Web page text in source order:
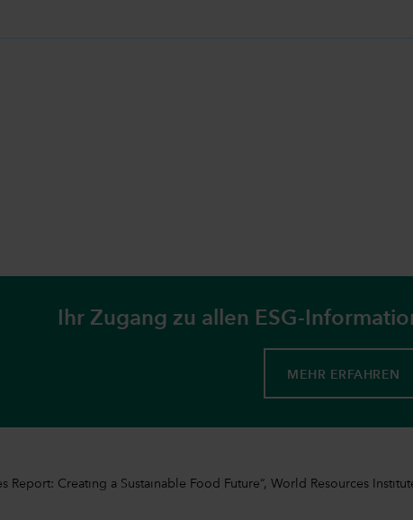
Ihr Zugang zu allen ESG-
MEHR ERFAHREN
Report: Creating a Sustainable Food Future“, World Resources